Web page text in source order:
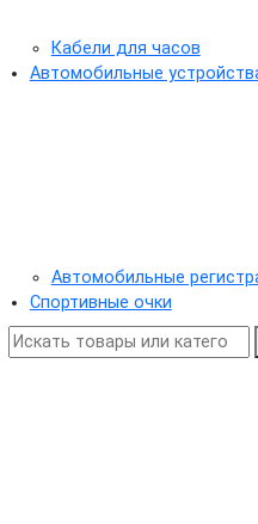
Кабели для часов
Автомобильные
Автомобильные
Спортивные очки